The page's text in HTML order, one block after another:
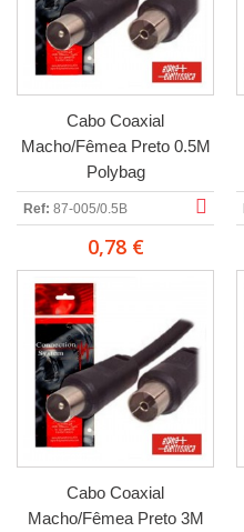
Cabo Coaxial
Macho/Fêmea Preto 0.5M
Polybag
Ref: 87-005/0.5B
0,78 €
Cabo Coaxial
Macho/Fêmea Preto 3M